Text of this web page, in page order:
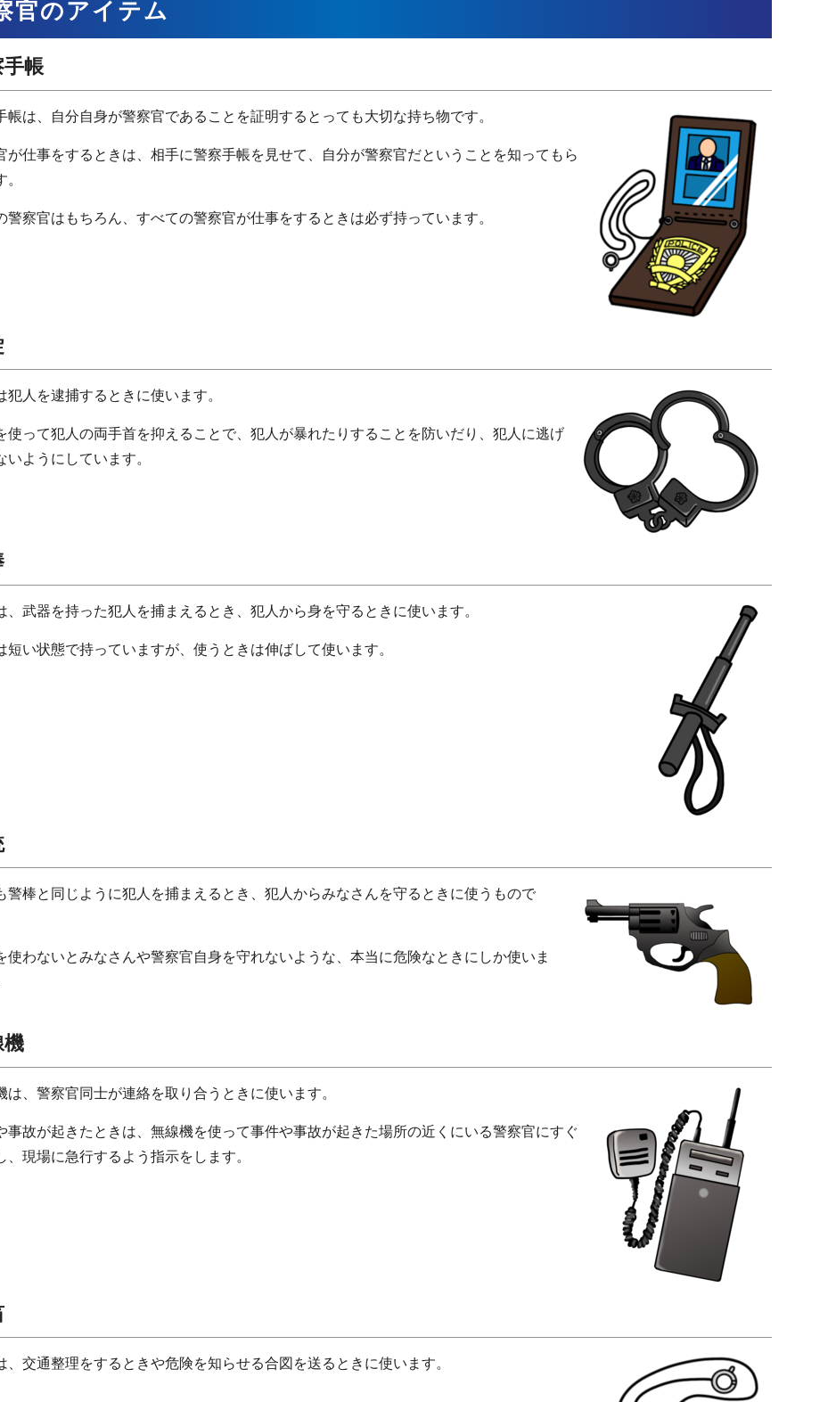
官のアイテム
帳
帳は、自分自身が警察官であることを証明するとっても大切な持ち物です。
が仕事をするときは、相手に警察手帳を見せて、自分が警察官だということを知ってもら
。
警察官はもちろん、すべての警察官が仕事をするときは必ず持っています。
犯人を逮捕するときに使います。
使って犯人の両手首を抑えることで、犯人が暴れたりすることを防いだり、犯人に逃げ
いようにしています。
、武器を持った犯人を捕まえるとき、犯人から身を守るときに使います。
短い状態で持っていますが、使うときは伸ばして使います。
警棒と同じように犯人を捕まえるとき、犯人からみなさんを守るときに使うもので
使わないとみなさんや警察官自身を守れないような、本当に危険なときにしか使いま
機
は、警察官同士が連絡を取り合うときに使います。
事故が起きたときは、無線機を使って事件や事故が起きた場所の近くにいる警察官にすぐ
、現場に急行するよう指示をします。
、交通整理をするときや危険を知らせる合図を送るときに使います。